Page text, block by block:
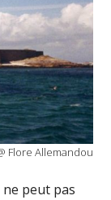
Flore Allemandou
peut pas